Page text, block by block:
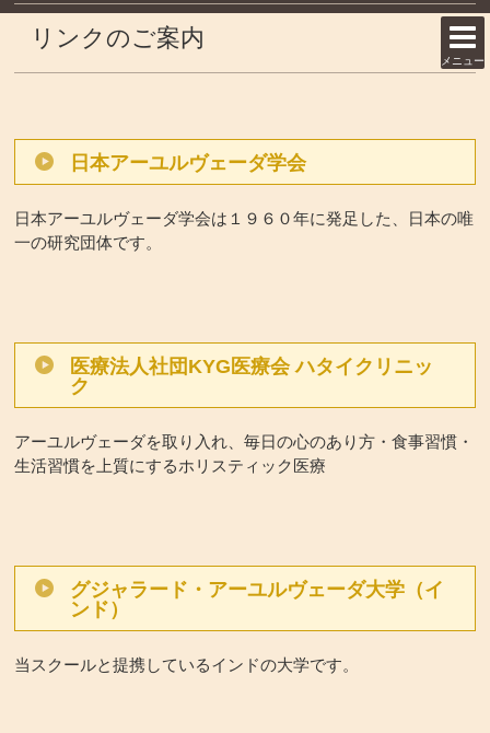
メニュー
リンクのご案内
日本アーユルヴェーダ学会
日本アーユルヴェーダ学会は１９６０年に発足した、日本の唯
一の研究団体です。
医療法人社団KYG医療会 ハタイクリニッ
ク
アーユルヴェーダを取り入れ、毎日の心のあり方・食事習慣・
生活習慣を上質にするホリスティック医療
グジャラード・アーユルヴェーダ大学（イ
ンド）
当スクールと提携しているインドの大学です。